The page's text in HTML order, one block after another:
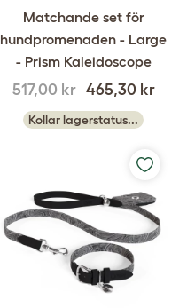
Matchande set för
hundpromenaden - Large
- Prism Kaleidoscope
517,00 kr 465,30 kr
Kollar lagerstatus...